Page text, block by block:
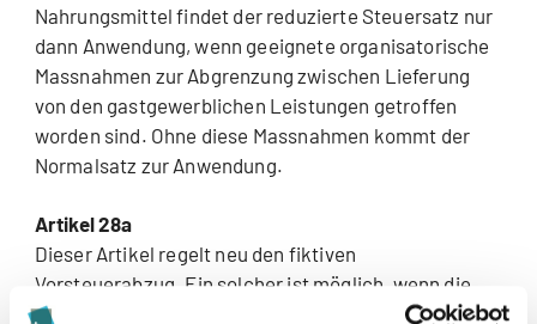
Nahrungsmittel findet der reduzierte Steuersatz nur
dann Anwendung, wenn geeignete organisatorische
Massnahmen zur Abgrenzung zwischen Lieferung
von den gastgewerblichen Leistungen getroffen
worden sind. Ohne diese Massnahmen kommt der
Normalsatz zur Anwendung.
Artikel 28a
Dieser Artikel regelt neu den fiktiven
Vorsteuerabzug. Ein solcher ist möglich, wenn die
steuerpflichtige Person im Rahmen ihrer zum